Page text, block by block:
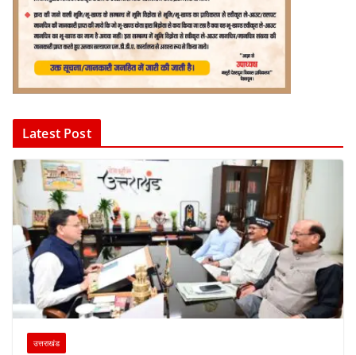
Latest Post
उत्तराखंड